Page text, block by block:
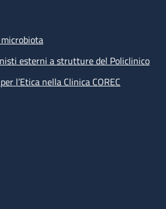
esterni a strutture del Policlinico
l’Etica nella Clinica COREC